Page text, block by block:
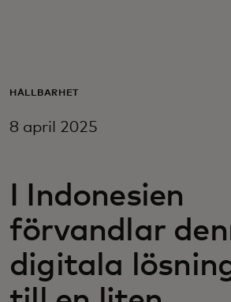
För världen
För innovatörer
Nyheter och trender
HÅLLBARHET
8 april 2025
I Indonesien
förvandlar
digitala